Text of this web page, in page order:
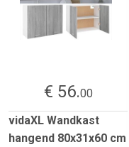
€ 56.00
vidaXL Wandkast
hangend 80x31x60 cm